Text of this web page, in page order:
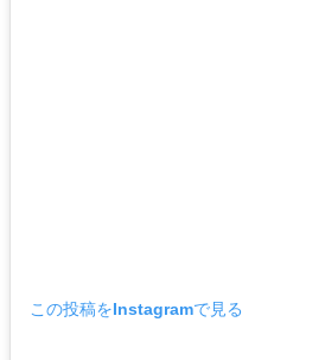
この投稿をInstagramで見る